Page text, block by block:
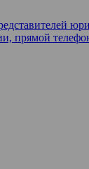
прямой